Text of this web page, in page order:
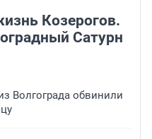
Козерогов.
Сатурн
Волгограда обвинили